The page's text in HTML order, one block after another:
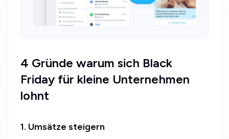
4 Gründe warum sich Black
Friday für kleine Unternehmen
lohnt
1. Umsätze steigern